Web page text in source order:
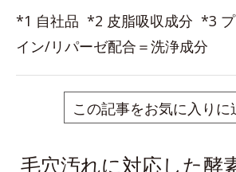
*1 自社品 *2 皮脂吸収成分 *3
イン/リパーゼ配合＝洗浄成分
この記事をお気に入りに
毛穴汚れに対応した酵